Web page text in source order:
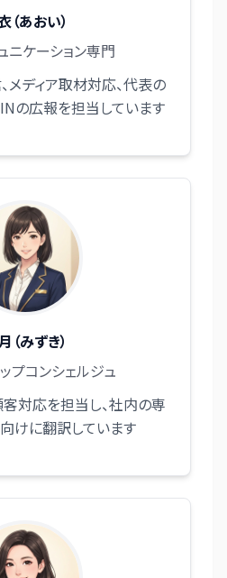
（あおい）
ニケーション専門
メディア取材対応、代表の
の広報を担当しています
（みずき）
プコンシェルジュ
対応を担当し、社内の専
けに翻訳しています